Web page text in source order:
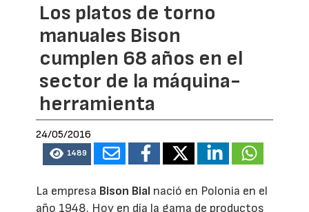
Los platos de torno
manuales Bison
cumplen 68 años en el
sector de la máquina-
herramienta
24/05/2016
1489
La empresa Bison Bial nació en Polonia en el
año 1948. Hoy en día la gama de productos